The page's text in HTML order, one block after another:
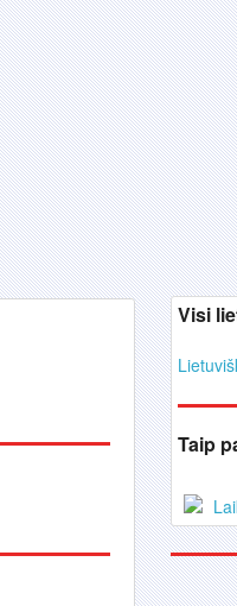
Visi
Taip